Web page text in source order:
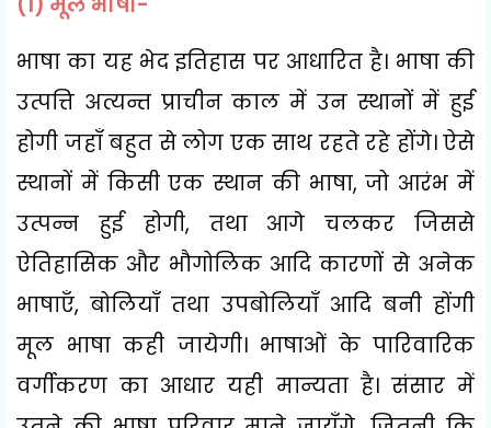
भाषा का यह भेद इतिहास पर आधारित है। भाषा की
उत्पत्ति अत्यन्त प्राचीन काल में उन स्थानों में हुई
होगी जहाँ बहुत से लोग एक साथ रहते रहे होंगे। ऐसे
स्थानों में किसी एक स्थान की भाषा,जो आरंभ में
उत्पन्न हुई होगी, तथा आगे चलकर जिससे
ऐतिहासिक और भौगोलिक आदि कारणों से अनेक
भाषाएँ,बोलियाँ तथा उपबोलियाँ आदि बनी होंगी
मूल भाषा कही जायेगी। भाषाओं के पारिवारिक
वर्गीकरण का आधार यही मान्यता है। संसार में